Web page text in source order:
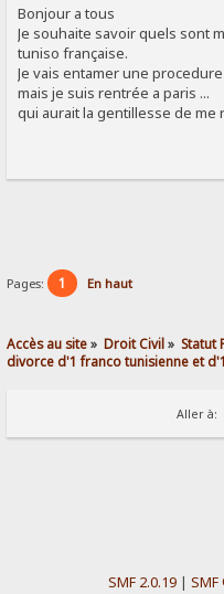
Bonjour a tous
Je souhaite savoir quels sont
tuniso française.
Je vais entamer une
mais je suis rentrée a paris ...
qui aurait la gentillesse de me
Pages: 1 En haut
Accès au site» Droit Civil» Statut
divorce d'1 franco tunisienne et
Aller à:
SMF 2.0.19| SMF